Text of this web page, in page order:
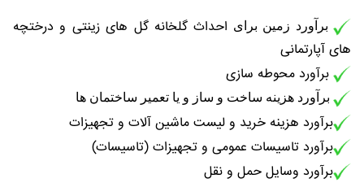
برآورد زمین برای احداث گلخانه گل های زینتی و درختچه
های آپارتمانی
برآورد محوطه سازی
برآورد هزینه ساخت و ساز و یا تعمیر ساختمان ها
برآورد هزینه خرید و لیست ماشین آلات و تجهیزات
برآورد تاسیسات عمومی و تجهیزات (تاسیسات)
برآورد وسایل حمل و نقل